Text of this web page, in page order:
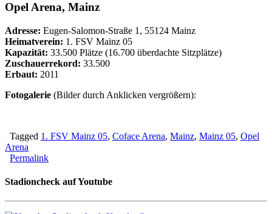
Opel Arena, Mainz
Adresse: Eugen-Salomon-Straße 1, 55124 Mainz
Heimatverein: 1. FSV Mainz 05
Kapazität: 33.500 Plätze (16.700 überdachte Sitzplätze)
Zuschauerrekord: 33.500
Erbaut: 2011
Fotogalerie (Bilder durch Anklicken vergrößern):
Tagged 1. FSV Mainz 05, Coface Arena, Mainz, Mainz 05, Opel
Arena
Permalink
Stadioncheck auf Youtube